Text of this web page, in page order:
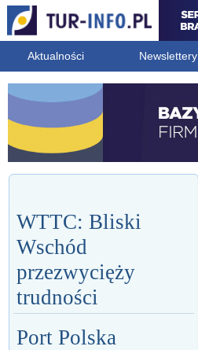
Aktualności Newslettery
WTTC: Bliski
Wschód
przezwycięży
trudności
Port Polska